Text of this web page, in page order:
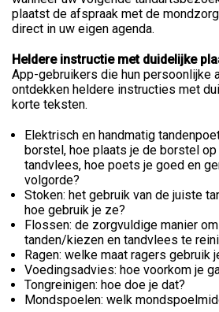
plaatst de afspraak met de
direct in uw eigen agenda.
Heldere instructie met duidelijke
App-gebruikers die hun persoonlijke
ontdekken heldere instructies met
korte teksten.
Elektrisch en handmatig
borstel, hoe plaats je de borstel
tandvlees, hoe poets je goed en
volgorde?
Stoken: het gebruik van de juiste
hoe gebruik je ze?
Flossen: de zorgvuldige manier
tanden/kiezen en tandvlees te
Ragen: welke maat ragers gebruik
Voedingsadvies: hoe voorkom je
Tongreinigen: hoe doe je dat?
Mondspoelen: welk